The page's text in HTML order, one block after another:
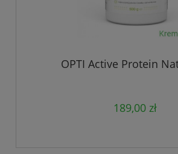
OPTI Active Protein
189,00 zł